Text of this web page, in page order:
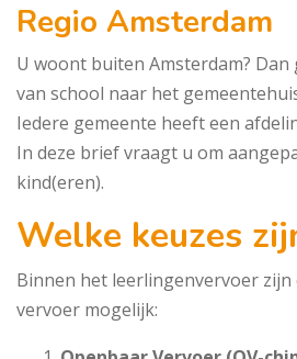
Regio Amsterdam
U woont buiten Amsterdam?
van school naar het
Iedere gemeente heeft een
In deze brief vraagt u om
kind(eren).
Welke keuzes
Binnen het leerlingenvervoer zijn
vervoer mogelijk: